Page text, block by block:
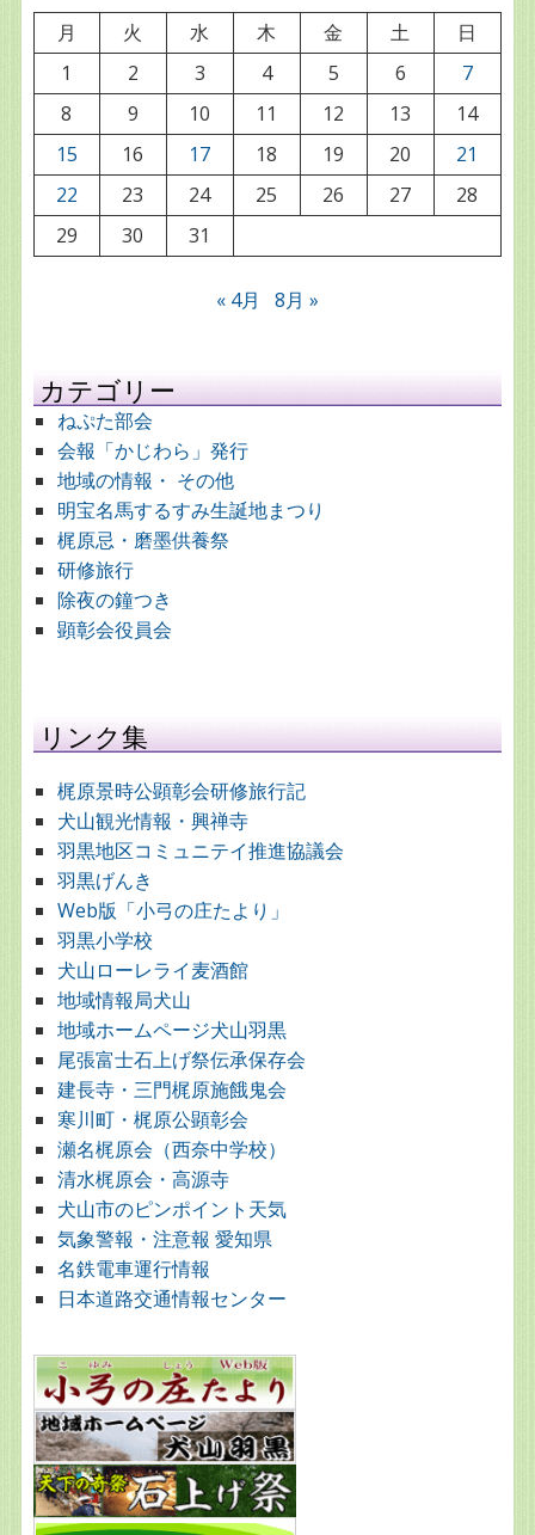
月 火 水 木 金 土
日
1
2 3 4 5 6
7
8
9 10 11 12 13
14
15
16 17 18 19 20
21
22
23 24 25 26 27
28
29
30 31
« 4月 8月 »
カテゴリー
ねぷた部会
会報「かじわら」発行
地域の情報・ その他
明宝名馬するすみ生誕地まつり
梶原忌・磨墨供養祭
研修旅行
除夜の鐘つき
顕彰会役員会
リンク集
梶原景時公顕彰会研修旅行記
犬山観光情報・興禅寺
羽黒地区コミュニテイ推進協議会
羽黒げんき
Web版「小弓の庄たより」
羽黒小学校
犬山ローレライ麦酒館
地域情報局犬山
地域ホームページ犬山羽黒
尾張富士石上げ祭伝承保存会
建長寺・三門梶原施餓鬼会
寒川町・梶原公顕彰会
瀬名梶原会（西奈中学校）
清水梶原会・高源寺
犬山市のピンポイント天気
気象警報・注意報 愛知県
名鉄電車運行情報
日本道路交通情報センター